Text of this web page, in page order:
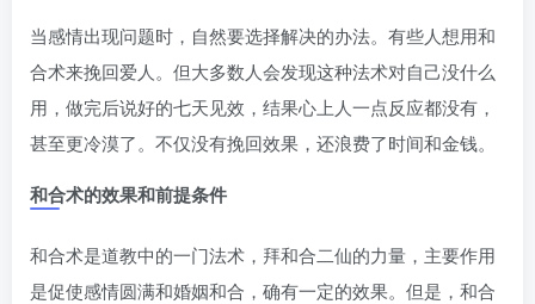
当感情出现问题时，自然要选择解决的办法。有些人想用和
合术来挽回爱人。但大多数人会发现这种法术对自己没什么
用，做完后说好的七天见效，结果心上人一点反应都没有，
甚至更冷漠了。不仅没有挽回效果，还浪费了时间和金钱。
和合术的效果和前提条件
和合术是道教中的一门法术，拜和合二仙的力量，主要作用
是促使感情圆满和婚姻和合，确有一定的效果。但是，和合